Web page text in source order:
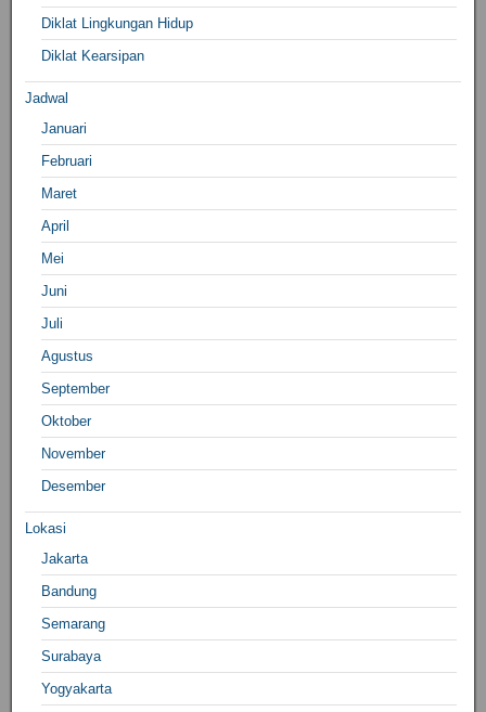
Diklat Lingkungan Hidup
Diklat Kearsipan
Jadwal
Januari
Februari
Maret
April
Mei
Juni
Juli
Agustus
September
Oktober
November
Desember
Lokasi
Jakarta
Bandung
Semarang
Surabaya
Yogyakarta